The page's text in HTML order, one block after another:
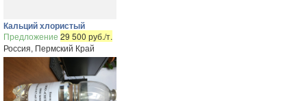
Кальций хлористый
Предложение 29 500 руб./т.
Россия, Пермский Край